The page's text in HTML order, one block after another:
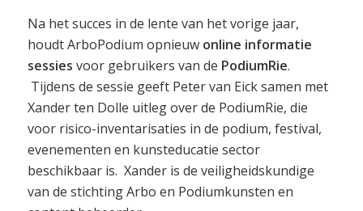
Na het succes in de lente van het vorige jaar,
houdt ArboPodium opnieuw online informatie
sessies voor gebruikers van de PodiumRie.
Tijdens de sessie geeft Peter van Eick samen met
Xander ten Dolle uitleg over de PodiumRie, die
voor risico-inventarisaties in de podium, festival,
evenementen en kunsteducatie sector
beschikbaar is. Xander is de veiligheidskundige
van de stichting Arbo en Podiumkunsten en